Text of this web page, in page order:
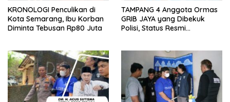
KRONOLOGI Penculikan di
Kota Semarang, Ibu Korban
Diminta Tebusan Rp80 Juta
TAMPANG 4 Anggota Ormas
GRIB JAYA yang Dibekuk
Polisi, Status Resmi